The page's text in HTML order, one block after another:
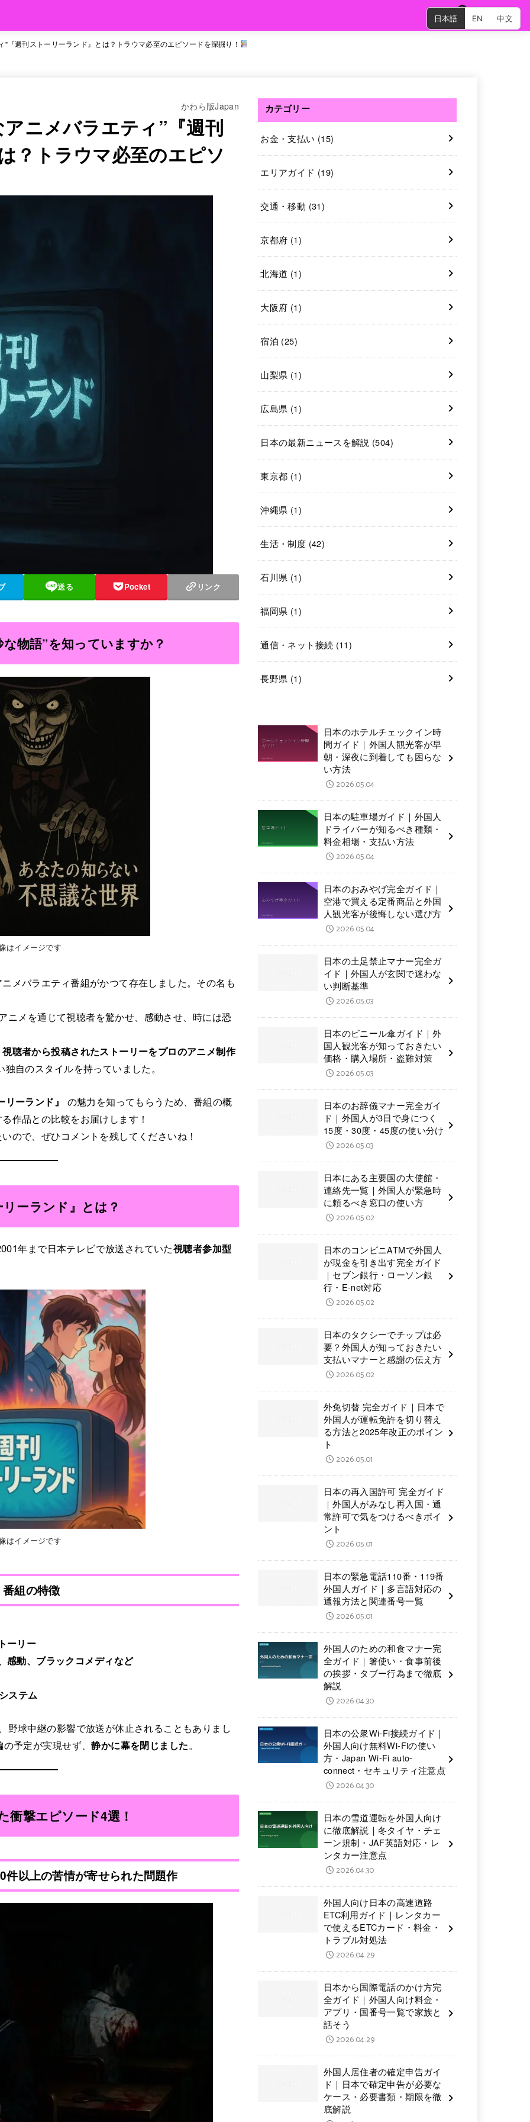
日本語 EN 中文
SEARCH
『週刊ストーリーランド』とは？トラウマ必至のエピソードを深掘り！
かわら版Japan
ニメバラエティ”『週刊
？トラウマ必至のエピソ
送る Pocket リンク
物語”を知っていますか？
はイメージです
メバラエティ番組がかつて存在しました。その名も
ニメを通じて視聴者を驚かせ、感動させ、時には恐
視聴者から投稿されたストーリーをプロのアニメ制作
自のスタイルを持っていました。
ーランド』
の魅力を知ってもらうため、番組の概
作品との比較をお届けします！
ので、ぜひコメントを残してくださいね！
ーランド』とは？
年まで日本テレビで放送されていた視聴者参加型
はイメージです
番組の特徴
ーリー
感動、ブラックコメディなど
ステム
野球中継の影響で放送が休止されることもありまし
予定が実現せず、静かに幕を閉じました。
衝撃エピソード4選！
以上の苦情が寄せられた問題作
カテゴリー
お金・支払い (15)
エリアガイド (19)
交通・移動 (31)
京都府 (1)
北海道 (1)
大阪府 (1)
宿泊 (25)
山梨県 (1)
広島県 (1)
日本の最新ニュースを解説 (504)
東京都 (1)
沖縄県 (1)
生活・制度 (42)
石川県 (1)
福岡県 (1)
通信・ネット接続 (11)
長野県 (1)
日本のホテルチェックイン時
間ガイド｜外国人観光客が早
朝・深夜に到着しても困らな
い方法
2026.05.04
日本の駐車場ガイド｜外国人
ドライバーが知るべき種類・
料金相場・支払い方法
2026.05.04
日本のおみやげ完全ガイド｜
空港で買える定番商品と外国
人観光客が後悔しない選び方
2026.05.04
日本の土足禁止マナー完全ガ
イド｜外国人が玄関で迷わな
い判断基準
2026.05.03
日本のビニール傘ガイド｜外
国人観光客が知っておきたい
価格・購入場所・盗難対策
2026.05.03
日本のお辞儀マナー完全ガイ
ド｜外国人が3日で身につく
15度・30度・45度の使い分け
2026.05.03
日本にある主要国の大使館・
連絡先一覧｜外国人が緊急時
に頼るべき窓口の使い方
2026.05.02
日本のコンビニATMで外国人
が現金を引き出す完全ガイド
｜セブン銀行・ローソン銀
行・E-net対応
2026.05.02
日本のタクシーでチップは必
要？外国人が知っておきたい
支払いマナーと感謝の伝え方
2026.05.02
外免切替 完全ガイド｜日本で
外国人が運転免許を切り替え
る方法と2025年改正のポイン
ト
2026.05.01
日本の再入国許可 完全ガイド
｜外国人がみなし再入国・通
常許可で気をつけるべきポイ
ント
2026.05.01
日本の緊急電話110番・119番
外国人ガイド｜多言語対応の
通報方法と関連番号一覧
2026.05.01
外国人のための和食マナー完
全ガイド｜箸使い・食事前後
の挨拶・タブー行為まで徹底
解説
2026.04.30
日本の公衆Wi-Fi接続ガイド｜
外国人向け無料Wi-Fiの使い
方・Japan Wi-Fi auto-
connect・セキュリティ注意点
2026.04.30
日本の雪道運転を外国人向け
に徹底解説｜冬タイヤ・チェ
ーン規制・JAF英語対応・レ
ンタカー注意点
2026.04.30
外国人向け日本の高速道路
ETC利用ガイド｜レンタカー
で使えるETCカード・料金・
トラブル対処法
2026.04.29
日本から国際電話のかけ方完
全ガイド｜外国人向け料金・
アプリ・国番号一覧で家族と
話そう
2026.04.29
外国人居住者の確定申告ガイ
ド｜日本で確定申告が必要な
ケース・必要書類・期限を徹
底解説